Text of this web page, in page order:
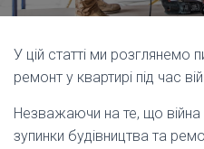
У цій статті ми розглянемо
ремонт у квартирі під час
Незважаючи на те, що
зупинки будівництва та